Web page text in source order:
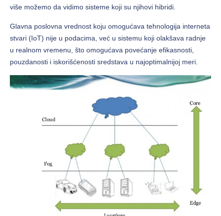
više možemo da vidimo sisteme koji su njihovi hibridi.
Glavna poslovna vrednost koju omogućava tehnologija interneta
stvari (IoT) nije u podacima, već u sistemu koji olakšava radnje
u realnom vremenu, što omogućava povećanje efikasnosti,
pouzdanosti i iskorišćenosti sredstava u najoptimalnijoj meri.